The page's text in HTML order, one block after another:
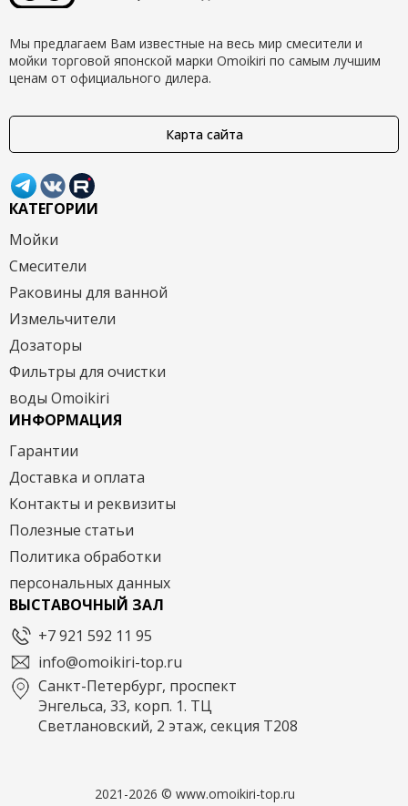
Мы предлагаем Вам известные на весь мир смесители и
мойки торговой японской марки Omoikiri по самым лучшим
ценам от официального дилера.
Карта сайта
КАТЕГОРИИ
Мойки
Смесители
Раковины для ванной
Измельчители
Дозаторы
Фильтры для очистки
воды Omoikiri
ИНФОРМАЦИЯ
Гарантии
Доставка и оплата
Контакты и реквизиты
Полезные статьи
Политика обработки
персональных данных
ВЫСТАВОЧНЫЙ ЗАЛ
+7 921 592 11 95
info@omoikiri-top.ru
Санкт-Петербург, проспект
Энгельса, 33, корп. 1. ТЦ
Светлановский, 2 этаж, секция Т208
2021-2026 © www.omoikiri-top.ru